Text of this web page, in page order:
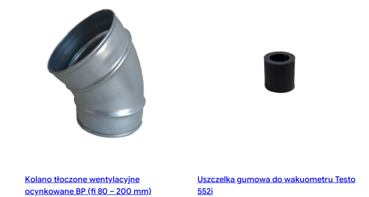
Kolano tłoczone wentylacyjne
ocynkowane BP (fi 80 – 200 mm)
Uszczelka gumowa do wakuometru Testo
552i